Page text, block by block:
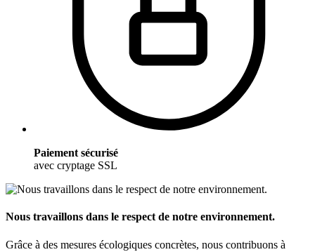
Paiement sécurisé
avec cryptage SSL
Nous travaillons dans le respect de notre environnement.
Grâce à des mesures écologiques concrètes, nous contribuons à